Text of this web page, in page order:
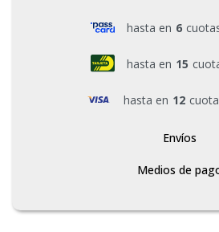
hasta en 6
hasta en 15
hasta en 12
Envíos
Medios de